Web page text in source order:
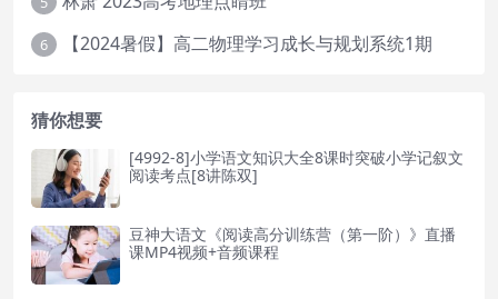
6 【2024暑假】高二物理学习成长与规划系统1期
猜你想要
[4992-8]小学语文知识大全8课时突破小学记叙文
阅读考点[8讲陈双]
豆神大语文《阅读高分训练营（第一阶）》直播
课MP4视频+音频课程